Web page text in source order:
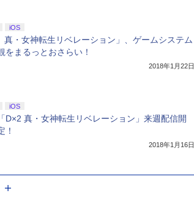
iOS
真・女神転生リベレーション」、ゲームシステム
をまるっとおさらい！
2018年1月22日
iOS
D×2 真・女神転生リベレーション」来週配信開
！
2018年1月16日